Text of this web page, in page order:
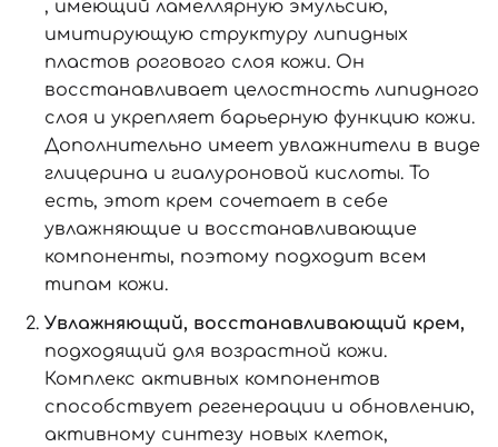
, имеющий ламеллярную эмульсию,
имитирующую структуру липидных
пластов рогового слоя кожи. Он
восстанавливает целостность липидного
слоя и укрепляет барьерную функцию кожи.
Дополнительно имеет увлажнители в виде
глицерина и гиалуроновой кислоты. То
есть, этот крем сочетает в себе
увлажняющие и восстанавливающие
компоненты, поэтому подходит всем
типам кожи.
Увлажняющий, восстанавливающий крем,
подходящий для возрастной кожи.
Комплекс активных компонентов
способствует регенерации и обновлению,
активному синтезу новых клеток,